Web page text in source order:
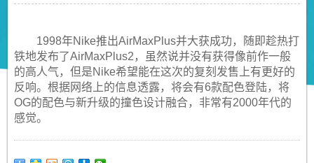
1998年Nike推出AirMaxPlus并大获成功，随即趁热打
铁地发布了AirMaxPlus2，虽然说并没有获得像前作一般
的高人气，但是Nike希望能在这次的复刻发售上有更好的
反响。根据网络上的信息透露，将会有6款配色登陆，将
OG的配色与新升级的撞色设计融合，非常有2000年代的
感觉。